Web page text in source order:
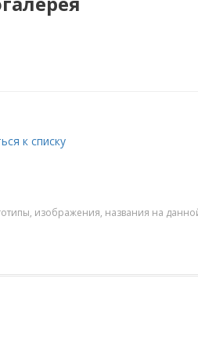
к списку
изображения, названия на